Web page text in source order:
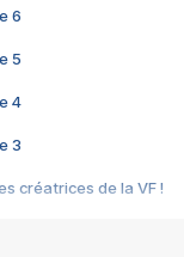
6
5
4
3
créatrices de la VF !